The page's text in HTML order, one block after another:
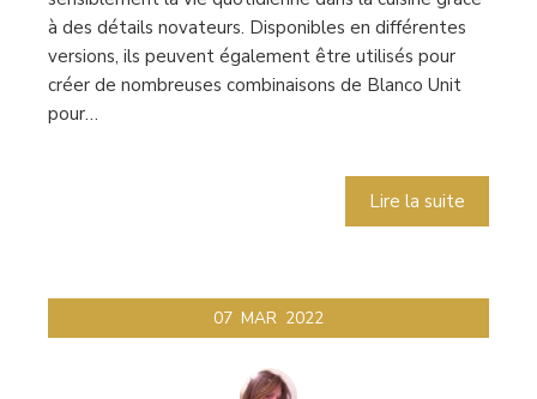
à des détails novateurs. Disponibles en différentes
versions, ils peuvent également être utilisés pour
créer de nombreuses combinaisons de Blanco Unit
pour…
Lire la suite
07 MAR 2022